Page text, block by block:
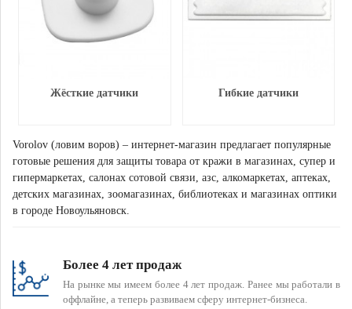
Жёсткие датчики Гибкие датчики
Vorolov (ловим воров) – интернет-магазин предлагает популярные
готовые решения для защиты товара от кражи в магазинах, супер и
гипермаркетах, салонах сотовой связи, азс, алкомаркетах, аптеках,
детских магазинах, зоомагазинах, библиотеках и магазинах оптики
в городе Новоульяновск.
Более 4 лет продаж
На рынке мы имеем более 4 лет продаж. Ранее мы работали в
оффлайне, а теперь развиваем сферу интернет-бизнеса.